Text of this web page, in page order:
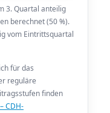
3. Quartal anteilig
berechnet (50 %).
vom Eintrittsquartal
für das
reguläre
finden
CDH-